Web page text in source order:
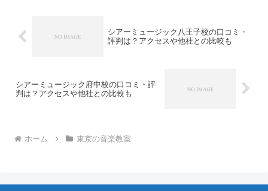
シアーミュージック八王子校の口コミ・
評判は？アクセスや他社との比較も
シアーミュージック府中校の口コミ・評
判は？アクセスや他社との比較も
ホーム 東京の音楽教室